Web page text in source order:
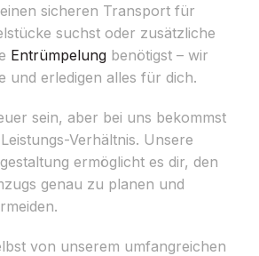
sicheren Transport für
suchst oder zusätzliche
Entrümpelung benötigst – wir
und erledigen alles für dich.
sein, aber bei uns bekommst
Verhältnis. Unsere
ermöglicht es dir, den
genau zu planen und
von unserem umfangreichen